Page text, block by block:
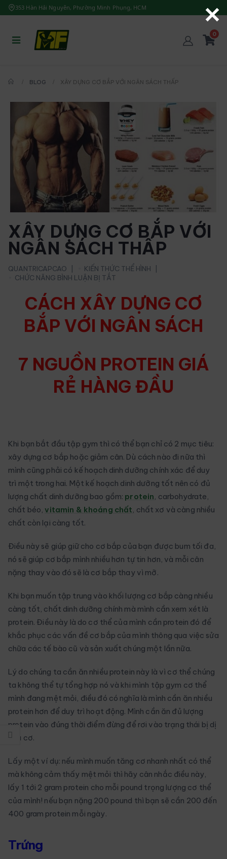
353 Hàn Hải Nguyên, Phường Minh Phụng, HCM
0
BLOG XÂY DỰNG CƠ BẮP VỚI NGÂN SÁCH THẤP
XÂY DỰNG CƠ BẮP VỚI
NGÂN SÁCH THẤP
QUANTRICAPCAO
KIẾN THỨC THỂ HÌNH
CHỨC NĂNG BÌNH LUẬN BỊ TẮT
DỰNG
VỚI
NGÂN
CÁCH XÂY DỰNG CƠ
BẮP VỚI NGÂN SÁCH
7 NGUỒN PROTEIN GIÁ
RẺ HÀNG ĐẦU
Khi bạn bắt đầu tập gym thì có thể bạn chỉ có 2 mục tiêu:
xây dựng cơ bắp hoặc giảm cân. Dù cách nào đi nữa thì
mình cũng phải có kế hoạch dinh dưỡng chính xác để duy
trì một trong hai. Một kế hoạch dinh dưỡng tốt nên có đủ
lượng chất dinh dưỡng bao gồm: protein , carbohydrate,
chất béo, vitamin & khoáng chất , chất xơ và càng nhiều
chất còn lại càng tốt.
Điều này sẽ giúp giữ cho cơ bắp của bạn được bum tối đa,
nó sẽ giúp cơ bắp mình nhiều hơn tự tin hơn, và mỗi cân
nặng thay vào đó sẽ là cơ bắp thay vì mỡ.
Khi bạn muốn tập trung vào khối lượng cơ bắp càng nhiều
càng tốt, chất dinh dưỡng chính mà mình cần xem xét là
protein. Điều này là do cơ thể của mình cần protein đó để
khắc phục các vấn đề cơ bắp của mình thông qua việc sửa
chữa các tế bào cũ và sản xuất chúng một lần nữa.
Lý do chúng ta cần ăn nhiều protein này là vì cơ thể chúng
ta không thể tự tổng hợp nó và khi mình tập gym cơ thể
mình đang mệt mỏi, điều đó có nghĩa là mình cần ăn nhiều
protein hơn để duy trì hoạt động. Mình cần ăn đủ lượng
protein vào đúng thời điểm đừng để rơi vào trạng thái bị dị
hóa cơ.
Lấy một ví dụ: nếu mình muốn tăng cơ nhanh nhất có thể
mà không cảm thấy mệt mỏi thì hãy cân nhắc điều này,
lấy 1 tới 2 gram protein cho mỗi pound trọng lượng cơ thể
của mình! nếu bạn nặng 200 pound thì bạn sẽ cần 200 đến
400 gram protein mỗi ngày.
Trứng